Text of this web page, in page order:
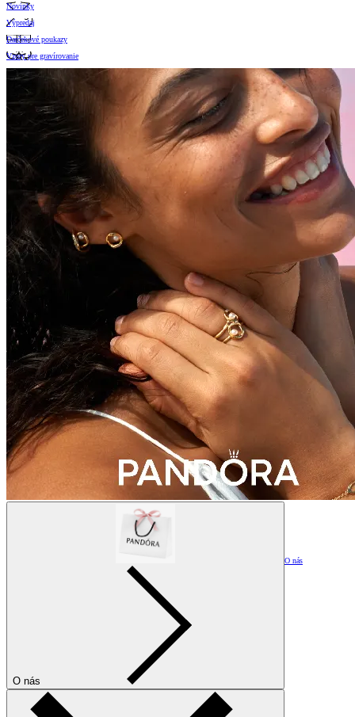
Novinky
Výpredaj
Darčekové poukazy
Vzory pre gravírovanie
O nás
O nás